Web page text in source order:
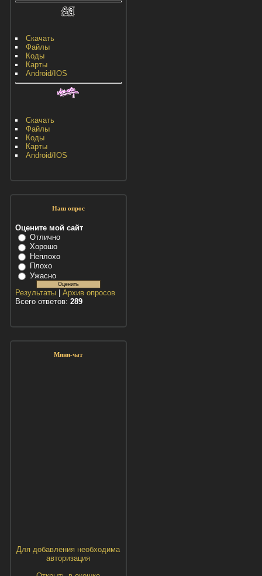
Скачать
Файлы
Коды
Карты
Android/IOS
Скачать
Файлы
Коды
Карты
Android/IOS
Наш опрос
Оцените мой сайт
Отлично
Хорошо
Неплохо
Плохо
Ужасно
Результаты| Архив опросов
Всего ответов: 289
Мини-чат
Для добавления необходима
авторизация